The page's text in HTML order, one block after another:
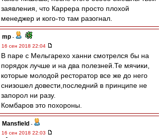
заявления, что Каррера просто плохой
менеджер и кого-то там разогнал.
mp -
16 сен 2018 22:04
В паре с Мельгарехо ханни смотрелся бы на
порядок лучше и на два полезней.Те мячики,
которые молодой ресторатор все же до него
снизошел довести,последний в принципе не
запорол ни разу.
Комбаров это похороны.
Mansfield -
16 сен 2018 22:03